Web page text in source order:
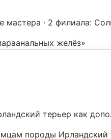
мастера · 2 филиала:
желёз»
терьер как
породы